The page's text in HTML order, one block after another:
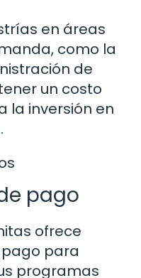
en áreas
como la
de
un costo
la inversión en
pago
ofrece
para
programas